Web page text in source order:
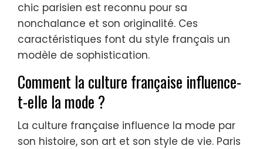
chic parisien est reconnu pour sa
nonchalance et son originalité. Ces
caractéristiques font du style français un
modèle de sophistication.
Comment la culture française influence-
t-elle la mode ?
La culture française influence la mode par
son histoire, son art et son style de vie. Paris